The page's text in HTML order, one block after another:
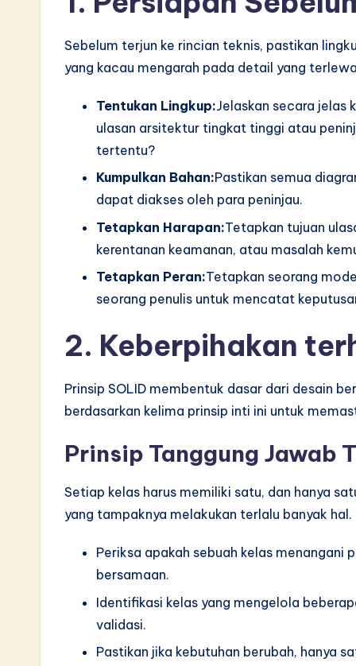
ft
Sebelum terjun ke rincian teknis, pastikan
yang kacau mengarah pada detail yang
Tentukan Lingkup:Jelaskan secara jelas
ulasan arsitektur tingkat tinggi atau
tertentu?
Kumpulkan Bahan:Pastikan semua
dapat diakses oleh para peninjau.
Tetapkan Harapan:Tetapkan tujuan
kerentanan keamanan, atau masalah
Tetapkan Peran:Tetapkan seorang
seorang penulis untuk mencatat
2. Keberpihakan
Prinsip SOLID membentuk dasar dari desain
berdasarkan kelima prinsip inti ini untuk
Prinsip Tanggung Jawab
Setiap kelas harus memiliki satu, dan hanya
yang tampaknya melakukan terlalu banyak hal.
Periksa apakah sebuah kelas menangani
bersamaan.
Identifikasi kelas yang mengelola
validasi.
Pastikan jika kebutuhan berubah, hanya